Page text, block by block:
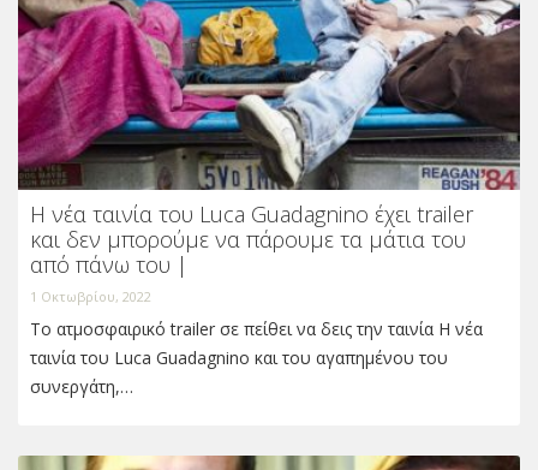
Η νέα ταινία του Luca Guadagnino έχει trailer
και δεν μπορούμε να πάρουμε τα μάτια του
από πάνω του |
1 Οκτωβρίου, 2022
Το ατμοσφαιρικό trailer σε πείθει να δεις την ταινία Η νέα
ταινία του Luca Guadagnino και του αγαπημένου του
συνεργάτη,…